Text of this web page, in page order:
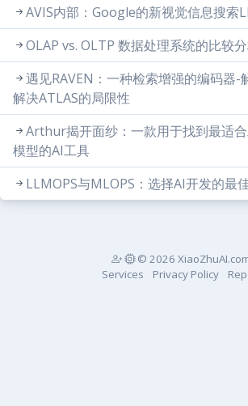
AVIS内部：Google的新视觉信息搜索
OLAP vs. OLTP 数据处理系统的比较
遇见RAVEN：一种检索增强的编码器-
解决ATLAS的局限性
Arthur揭开面纱：一款用于找到最适
模型的AI工具
LLMOPS与MLOPS：选择AI开发的最
© 2026
Services
Privacy Policy